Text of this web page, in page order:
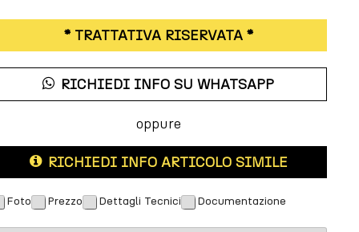
* TRATTATIVA RISERVATA *
RICHIEDI INFO SU WHATSAPP
oppure
RICHIEDI INFO ARTICOLO SIMILE
Foto Prezzo Dettagli Tecnici Documentazione